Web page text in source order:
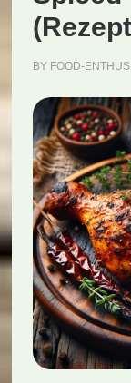
BY FOOD-